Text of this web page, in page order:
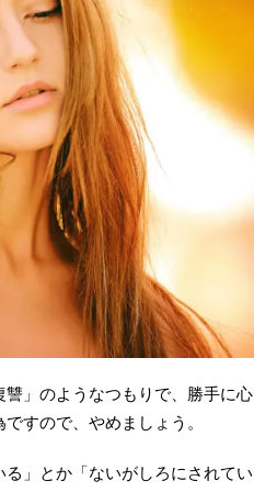
」のようなつもりで、勝手に心
すので、やめましょう。
」とか「ないがしろにされてい